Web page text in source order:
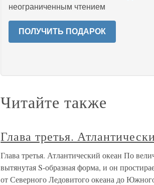
неограниченным чтением
ПОЛУЧИТЬ ПОДАРОК
Читайте также
Глава третья.
Глава третья. Атлантический океан По
вытянутая S-образная форма, и он
от Северного Ледовитого океана до